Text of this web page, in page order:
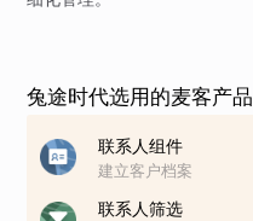
兔途时代选用的麦客产品
联系人组件
建立客户档案
联系人筛选